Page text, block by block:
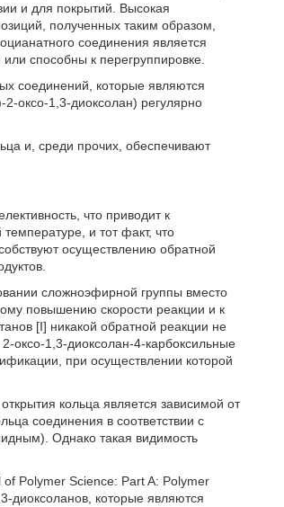
и для покрытий. Высокая
полученных таким образом,
соединения является
способны к перегруппировке.
соединений, которые являются
оксо-1,3-диоксолан) регулярно
и, среди прочих, обеспечивают
что приводит к
и тот факт, что
осуществлению обратной
сложноэфирной группы вместо
повышению скорости реакции и к
[I] никакой обратной реакции не
оксо-1,3-диоксолан-4-карбоксильные
при осуществлении которой
кольца является зависимой от
соединения в соответствии с
Однако такая видимость
Polymer Science: Part A: Polymer
диоксоланов, которые являются